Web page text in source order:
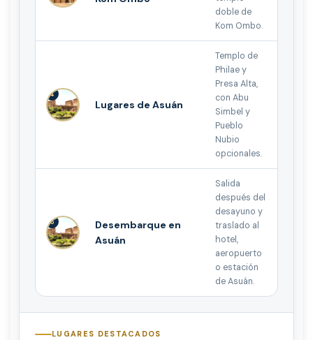
doble de
Kom Ombo.
4
Lugares de Asuán
Templo de
Philae y
Presa Alta,
con Abu
Simbel y
Pueblo
Nubio
opcionales.
5
Desembarque en
Asuán
Salida
después del
desayuno y
traslado al
hotel,
aeropuerto
o estación
de Asuán.
LUGARES DESTACADOS